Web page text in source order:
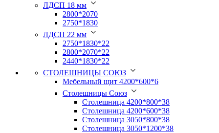
ЛДСП 18 мм
2800*2070
2750*1830
ЛДСП 22 мм
2750*1830*22
2800*2070*22
2440*1830*22
СТОЛЕШНИЦЫ СОЮЗ
Мебельный щит 4200*600*6
Столешницы Союз
Столешница 4200*800*38
Столешница 4200*600*38
Столешница 3050*800*38
Столешница 3050*1200*38